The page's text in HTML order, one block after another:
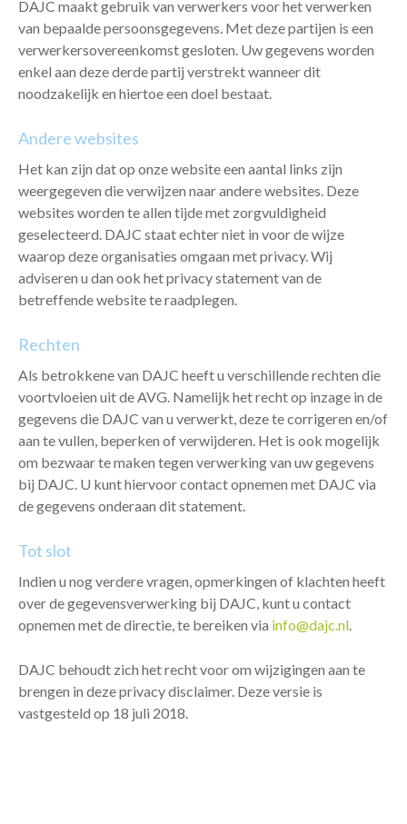
DAJC maakt gebruik van verwerkers voor het verwerken
van bepaalde persoonsgegevens. Met deze partijen is een
verwerkersovereenkomst gesloten. Uw gegevens worden
enkel aan deze derde partij verstrekt wanneer dit
noodzakelijk en hiertoe een doel bestaat.
Andere websites
Het kan zijn dat op onze website een aantal links zijn
weergegeven die verwijzen naar andere websites. Deze
websites worden te allen tijde met zorgvuldigheid
geselecteerd. DAJC staat echter niet in voor de wijze
waarop deze organisaties omgaan met privacy. Wij
adviseren u dan ook het privacy statement van de
betreffende website te raadplegen.
Rechten
Als betrokkene van DAJC heeft u verschillende rechten die
voortvloeien uit de AVG. Namelijk het recht op inzage in de
gegevens die DAJC van u verwerkt, deze te corrigeren en/of
aan te vullen, beperken of verwijderen. Het is ook mogelijk
om bezwaar te maken tegen verwerking van uw gegevens
bij DAJC. U kunt hiervoor contact opnemen met DAJC via
de gegevens onderaan dit statement.
Tot slot
Indien u nog verdere vragen, opmerkingen of klachten heeft
over de gegevensverwerking bij DAJC, kunt u contact
opnemen met de directie, te bereiken via info@dajc.nl.
DAJC behoudt zich het recht voor om wijzigingen aan te
brengen in deze privacy disclaimer. Deze versie is
vastgesteld op 18 juli 2018.